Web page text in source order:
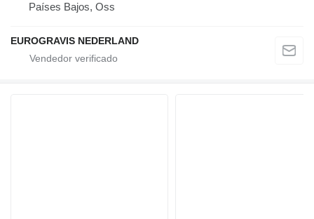
Países Bajos, Oss
EUROGRAVIS NEDERLAND